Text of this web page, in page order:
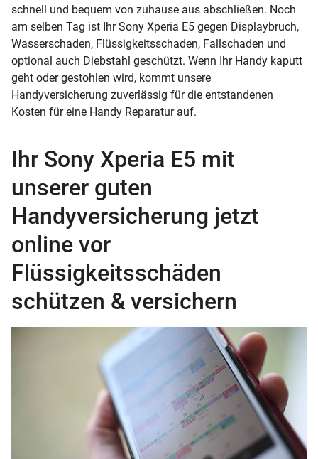
schnell und bequem von zuhause aus abschließen. Noch
am selben Tag ist Ihr Sony Xperia E5 gegen Displaybruch,
Wasserschaden, Flüssigkeitsschaden, Fallschaden und
optional auch Diebstahl geschützt. Wenn Ihr Handy kaputt
geht oder gestohlen wird, kommt unsere
Handyversicherung zuverlässig für die entstandenen
Kosten für eine Handy Reparatur auf.
Ihr Sony Xperia E5 mit
unserer guten
Handyversicherung jetzt
online vor
Flüssigkeitsschäden
schützen & versichern